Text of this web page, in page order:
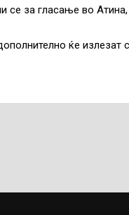
се за гласање во
ќе излезат